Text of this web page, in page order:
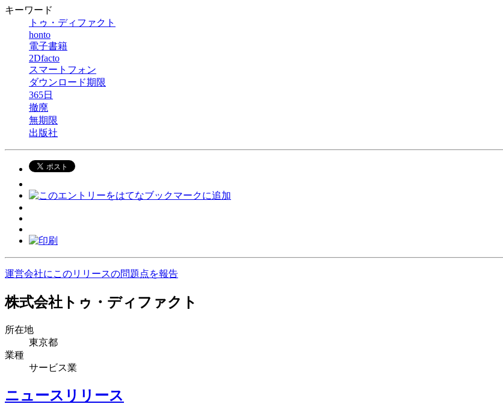
キーワード
トゥ・ディファクト
honto
電子書籍
2Dfacto
スマートフォン
ダウンロード期限
365日
撤廃
無期限
出版社
運営会社にこのリリースの問題点を報告
株式会社トゥ・ディファクト
所在地
東京都
業種
サービス業
ニュースリリース